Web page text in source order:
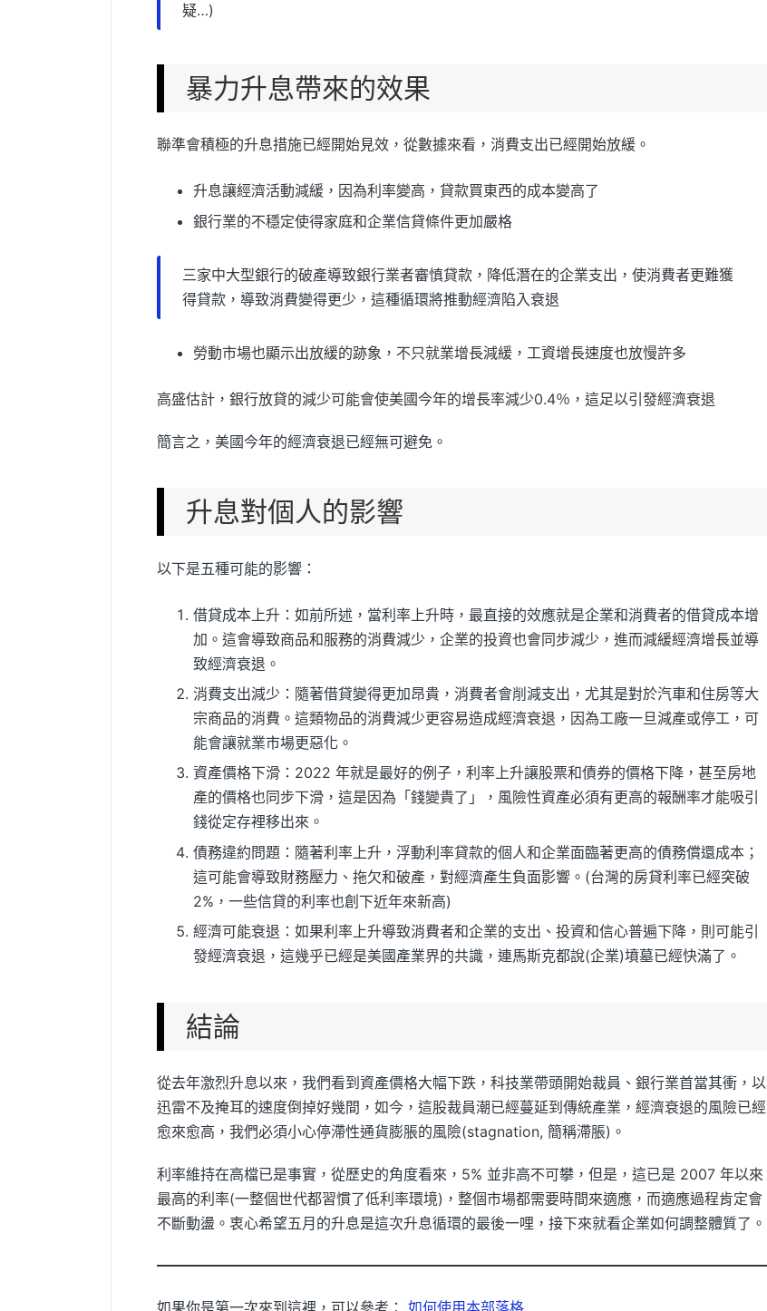
疑…)
暴力升息帶來的效果
聯準會積極的升息措施已經開始見效，從數據來看，消費支出已經開始放緩。
升息讓經濟活動減緩，因為利率變高，貸款買東西的成本變高了
銀行業的不穩定使得家庭和企業信貸條件更加嚴格
三家中大型銀行的破產導致銀行業者審慎貸款，降低潛在的企業支出，使消費者更難獲
得貸款，導致消費變得更少，這種循環將推動經濟陷入衰退
勞動市場也顯示出放緩的跡象，不只就業增長減緩，工資增長速度也放慢許多
高盛估計，銀行放貸的減少可能會使美國今年的增長率減少0.4％，這足以引發經濟衰退
簡言之，美國今年的經濟衰退已經無可避免。
升息對個人的影響
以下是五種可能的影響：
借貸成本上升：如前所述，當利率上升時，最直接的效應就是企業和消費者的借貸成本增
加。這會導致商品和服務的消費減少，企業的投資也會同步減少，進而減緩經濟增長並導
致經濟衰退。
消費支出減少：隨著借貸變得更加昂貴，消費者會削減支出，尤其是對於汽車和住房等大
宗商品的消費。這類物品的消費減少更容易造成經濟衰退，因為工廠一旦減產或停工，可
能會讓就業市場更惡化。
資產價格下滑：2022 年就是最好的例子，利率上升讓股票和債券的價格下降，甚至房地
產的價格也同步下滑，這是因為「錢變貴了」，風險性資產必須有更高的報酬率才能吸引
錢從定存裡移出來。
債務違約問題：隨著利率上升，浮動利率貸款的個人和企業面臨著更高的債務償還成本；
這可能會導致財務壓力、拖欠和破產，對經濟產生負面影響。(台灣的房貸利率已經突破
2%，一些信貸的利率也創下近年來新高)
經濟可能衰退：如果利率上升導致消費者和企業的支出、投資和信心普遍下降，則可能引
發經濟衰退，這幾乎已經是美國產業界的共識，連馬斯克都說(企業)墳墓已經快滿了。
結論
從去年激烈升息以來，我們看到資產價格大幅下跌，科技業帶頭開始裁員、銀行業首當其衝，以
迅雷不及掩耳的速度倒掉好幾間，如今，這股裁員潮已經蔓延到傳統產業，經濟衰退的風險已經
愈來愈高，我們必須小心停滯性通貨膨脹的風險(stagnation, 簡稱滯脹)。
利率維持在高檔已是事實，從歷史的角度看來，5% 並非高不可攀，但是，這已是 2007 年以來
最高的利率(一整個世代都習慣了低利率環境)，整個市場都需要時間來適應，而適應過程肯定會
不斷動盪。衷心希望五月的升息是這次升息循環的最後一哩，接下來就看企業如何調整體質了。